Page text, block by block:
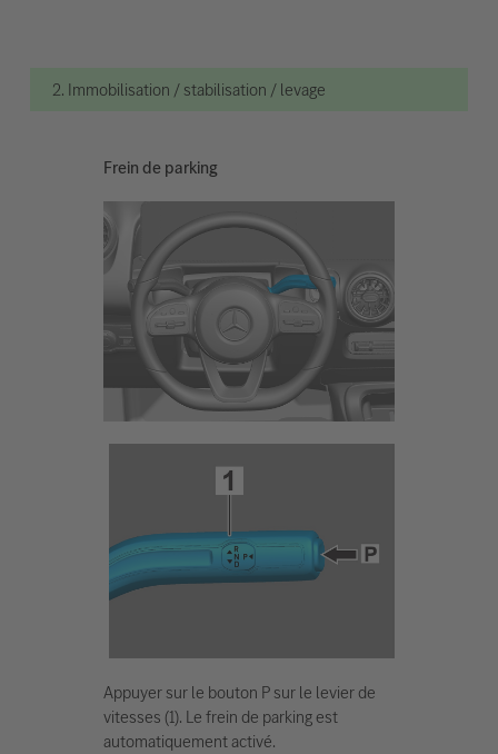
2. Immobilisation / stabilisation / levage
Frein de parking
Appuyer sur le bouton P sur le levier de
vitesses (1). Le frein de parking est
automatiquement activé.